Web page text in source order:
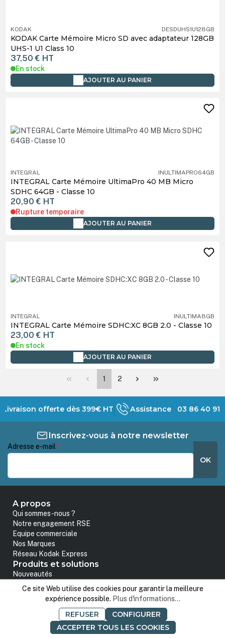
KODAK DESDUHS1U128GB
KODAK Carte Mémoire Micro SD avec adaptateur 128GB
UHS-1 U1 Class 10
37,50 € HT
En stock
AJOUTER AU PANIER
INTEGRAL INULTIMAPRO64GB
INTEGRAL Carte Mémoire UltimaPro 40 MB Micro
SDHC 64GB - Classe 10
20,90 € HT
Rupture temporaire
AJOUTER AU PANIER
INTEGRAL INULTIMA8GB
INTEGRAL Carte Mémoire SDHC:XC 8GB 2.0 - Classe 10
23,00 € HT
En stock
AJOUTER AU PANIER
Page
1 Page
2
Livraison offerte dès 399€ HT Assistance 03 86 40 91
Inscrivez-vous à notre newsletter
Adresse e-mail *
OK
A propos
Qui sommes-nous ?
Notre engagement RSE
Equipe commerciale
Nos Marques
Réseau Kodak Express
Produits et solutions
Nouveautés
Bons Plans
Solutions de vente en ligne
Produits Kodak Express
Commandes et support
Nous contacter
Modes de livraison
Ce site Web utilise des cookies pour garantir la meilleure
expérience possible. Plus d'informations...
REFUSER
CONFIGURER
ACCEPTER TOUS LES COOKIES